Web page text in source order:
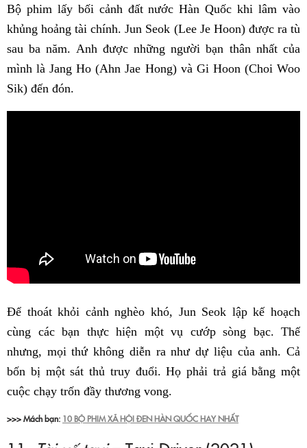
Bộ phim lấy bối cảnh đất nước Hàn Quốc khi lâm vào
khủng hoảng tài chính. Jun Seok (Lee Je Hoon) được ra tù
sau ba năm. Anh được những người bạn thân nhất của
mình là Jang Ho (Ahn Jae Hong) và Gi Hoon (Choi Woo
Sik) đến đón.
Để thoát khỏi cảnh nghèo khó, Jun Seok lập kế hoạch
cùng các bạn thực hiện một vụ cướp sòng bạc. Thế
nhưng, mọi thứ không diễn ra như dự liệu của anh. Cả
bốn bị một sát thủ truy đuổi. Họ phải trả giá bằng một
cuộc chạy trốn đầy thương vong.
>>> Mách bạn: 10 BỘ PHIM XÃ HỘI ĐEN HÀN QUỐC HAY NHẤT